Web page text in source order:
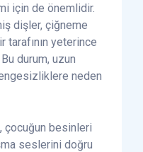
için de önemlidir.
dişler, çiğneme
tarafının yeterince
durum, uzun
neden
çocuğun besinleri
seslerini doğru